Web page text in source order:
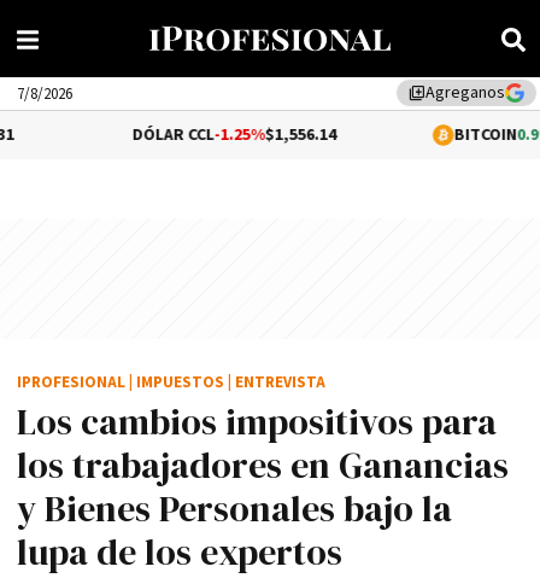
library_addAgreganos
7/8/2026
DÓLAR CCL-1.25%$1,556.14 BITCOIN0.99%
Los cambios impositivos para
los trabajadores en Ganancias
y Bienes Personales bajo la
lupa de los expertos
IPROFESIONAL IMPUESTOS ENTREVISTA